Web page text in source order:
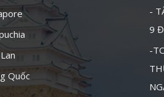
Quốc
-
9
-